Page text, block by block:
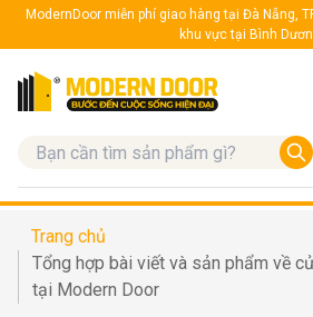
ModernDoor miễn phí giao hàng tại Đà Nẵng,
khu vực tại Bình
Trang chủ
Tổng hợp bài viết và sản phẩm về
tại Modern Door